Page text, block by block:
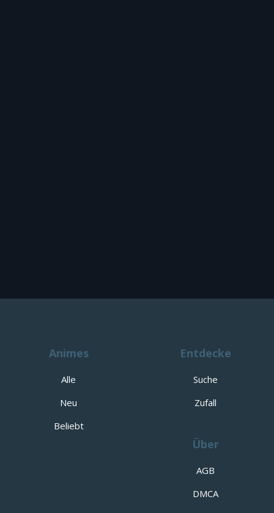
Animes
Alle
Neu
Beliebt
Entdecke
Suche
Zufall
Über
AGB
DMCA